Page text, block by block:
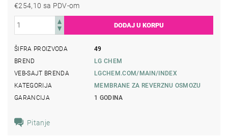
€254,10 sa PDV-om
ŠIFRA PROIZVODA
49
BREND
LG CHEM
VEB-SAJT BRENDA
LGCHEM.COM/MAIN/INDEX
KATEGORIJA
MEMBRANE ZA REVERZNU OSMOZU
GARANCIJA
1 GODINA
Pitanje